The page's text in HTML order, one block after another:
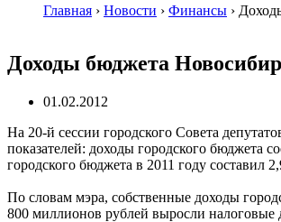
Главная › Новости › Финансы ›
Доходы бюджета
01.02.2012
На 20-й сессии городского Совета
показателей: доходы городского
городского бюджета в 2011 году составил
По словам мэра, собственные доходы
800 миллионов рублей выросли налоговые